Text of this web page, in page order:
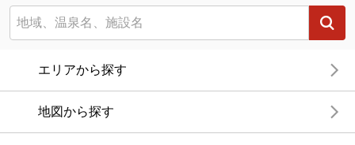
エリアから探す
地図から探す